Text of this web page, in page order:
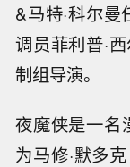
&马特·科尔
调员菲利普·
制组导演。
夜魔侠是一名
为马修·默多